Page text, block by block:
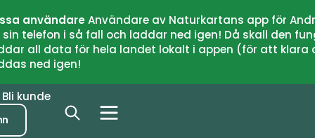
användareAnvändare av Naturkartans app för
telefon i så fall och laddar ned igen! Då skall den
all data för hela landet lokalt i appen (för att
ned igen!
Bli kunde